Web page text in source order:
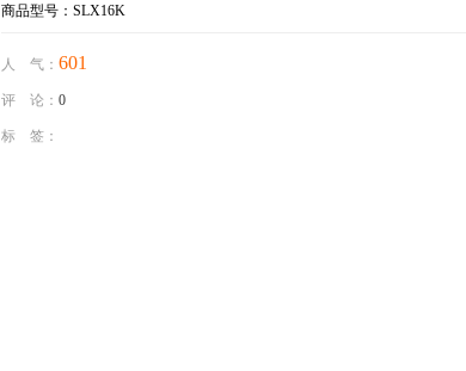
商品型号：SLX16K
人 气： 601
评 论： 0
标 签：